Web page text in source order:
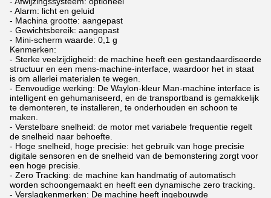
- Alarm: licht en geluid
- Machina grootte: aangepast
- Gewichtsbereik: aangepast
- Mini-scherm waarde: 0,1 g
Kenmerken:
- Sterke veelzijdigheid: de machine heeft een gestandaardiseerde
structuur en een mens-machine-interface, waardoor het in staat
is om allerlei materialen te wegen.
- Eenvoudige werking: De Waylon-kleur Man-machine interface is
intelligent en gehumaniseerd, en de transportband is gemakkelijk
te demonteren, te installeren, te onderhouden en schoon te
maken.
- Verstelbare snelheid: de motor met variabele frequentie regelt
de snelheid naar behoefte.
- Hoge snelheid, hoge precisie: het gebruik van hoge precisie
digitale sensoren en de snelheid van de bemonstering zorgt voor
een hoge precisie.
- Zero Tracking: de machine kan handmatig of automatisch
worden schoongemaakt en heeft een dynamische zero tracking.
- Verslagkenmerken: De machine heeft ingebouwde